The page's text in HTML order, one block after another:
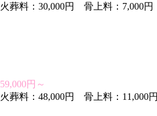
火葬料：30,000円 骨上料：7,000円
59,000円～
火葬料：48,000円 骨上料：11,000円